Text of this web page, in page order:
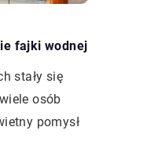
fajki wodnej
stały się
osób
pomysł